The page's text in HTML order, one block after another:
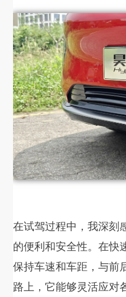
在试驾过程中，我深刻
的便利和安全性。在快
保持车速和车距，与前
路上，它能够灵活应对